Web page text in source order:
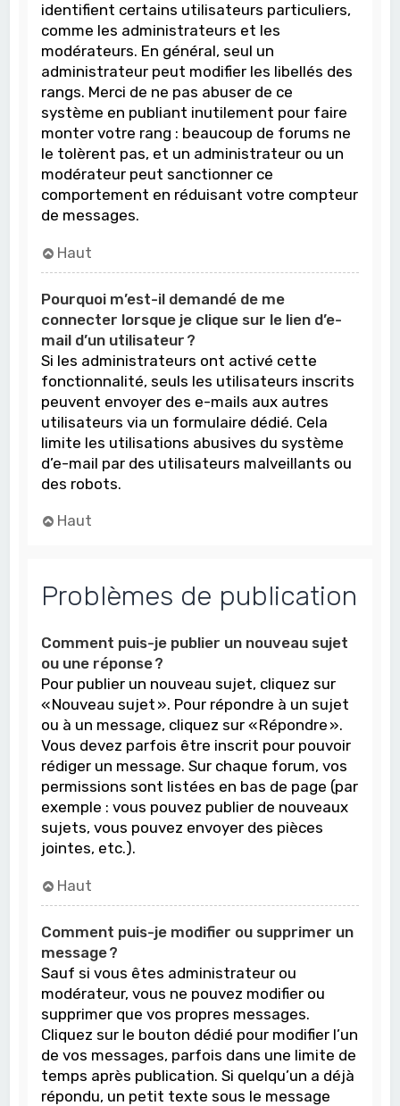
identifient certains utilisateurs particuliers,
comme les administrateurs et les
modérateurs. En général, seul un
administrateur peut modifier les libellés des
rangs. Merci de ne pas abuser de ce
système en publiant inutilement pour faire
monter votre rang : beaucoup de forums ne
le tolèrent pas, et un administrateur ou un
modérateur peut sanctionner ce
comportement en réduisant votre compteur
de messages.
Haut
Pourquoi m’est-il demandé de me
connecter lorsque je clique sur le lien d’e-
mail d’un utilisateur ?
Si les administrateurs ont activé cette
fonctionnalité, seuls les utilisateurs inscrits
peuvent envoyer des e-mails aux autres
utilisateurs via un formulaire dédié. Cela
limite les utilisations abusives du système
d’e-mail par des utilisateurs malveillants ou
des robots.
Haut
Problèmes de publication
Comment puis-je publier un nouveau sujet
ou une réponse ?
Pour publier un nouveau sujet, cliquez sur
« Nouveau sujet ». Pour répondre à un sujet
ou à un message, cliquez sur « Répondre ».
Vous devez parfois être inscrit pour pouvoir
rédiger un message. Sur chaque forum, vos
permissions sont listées en bas de page (par
exemple : vous pouvez publier de nouveaux
sujets, vous pouvez envoyer des pièces
jointes, etc.).
Haut
Comment puis-je modifier ou supprimer un
message ?
Sauf si vous êtes administrateur ou
modérateur, vous ne pouvez modifier ou
supprimer que vos propres messages.
Cliquez sur le bouton dédié pour modifier l’un
de vos messages, parfois dans une limite de
temps après publication. Si quelqu’un a déjà
répondu, un petit texte sous le message